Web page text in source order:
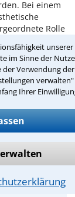
im Sinne der
Verwendung
Ihrer
Bei einem
Rolle
dieser nicht
aus
die
ob die
kann. Ergebe
zusätzlicher,
hat die Sache